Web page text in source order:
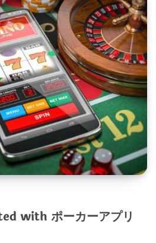
with ポーカーアプリ